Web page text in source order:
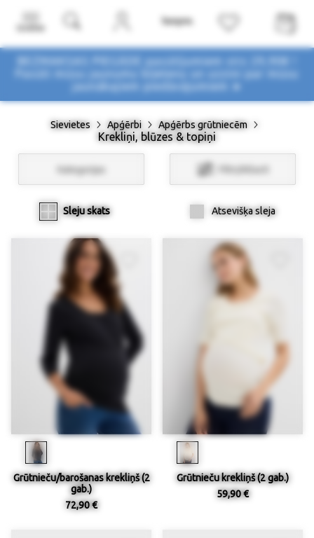
BEZMAKSAS PIEGĀDE pasūtījumiem virs 29,90€ !
Pasūti mūsu jaunumu biļetenu un uzzini par mūsu
Sievietes Apģērbi Apģērbs grūtniecēm
Krekliņi, blūzes & topiņi
Kategorijas Filtri/Atlasīt
Sleju skats Atsevišķa sleja
Grūtnieču/barošanas krekliņš (2
gab.)
72,90 €
Grūtnieču krekliņš (2 gab.)
59,90 €